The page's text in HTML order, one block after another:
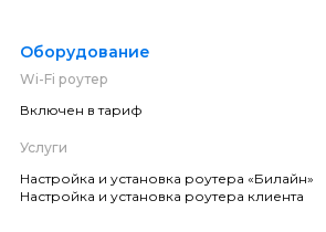
Оборудование
Wi-Fi роутер
Включен в тариф
Услуги
Настройка и установка роутера «Билайн»
Настройка и установка роутера клиента